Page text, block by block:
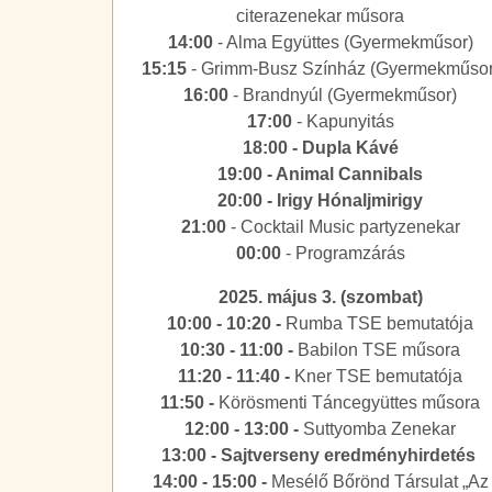
citerazenekar műsora
14:00- Alma Együttes (Gyermekműsor)
15:15- Grimm-Busz Színház
16:00 - Brandnyúl (Gyermekműsor)
17:00- Kapunyitás
18:00 - Dupla Kávé
19:00 - Animal Cannibals
20:00 - Irigy Hónaljmirigy
21:00- Cocktail Music partyzenekar
00:00- Programzárás
2025. május 3. (szombat)
10:00 - 10:20 - Rumba TSE bemutatója
10:30 - 11:00 - Babilon TSE műsora
11:20 - 11:40 - Kner TSE bemutatója
11:50 - Körösmenti Táncegyüttes műsora
12:00 - 13:00 - Suttyomba Zenekar
13:00 - Sajtverseny eredményhirdetés
14:00 - 15:00 - Mesélő Bőrönd Társulat „Az